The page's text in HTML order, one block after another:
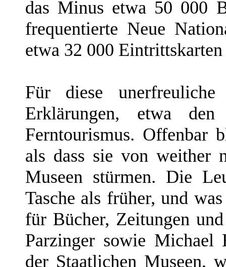
das Minus etwa 50 000
frequentierte Neue
etwa 32 000
Für diese
Erklärungen, etwa
Ferntourismus. Offenbar
als dass sie von weither
Museen stürmen. Die
Tasche als früher, und
für Bücher, Zeitungen
Parzinger sowie Michael
der Staatlichen Museen,